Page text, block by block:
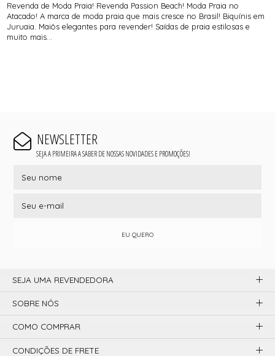
Revenda de Moda Praia! Revenda Passion Beach! Moda Praia no
Atacado! A marca de moda praia que mais cresce no Brasil! Biquínis em
Juruaia. Maiôs elegantes para revender! Saídas de praia estilosas e
muito mais...
NEWSLETTER
SEJA A PRIMEIRA A SABER DE NOSSAS NOVIDADES E PROMOÇÕES!
EU QUERO
SEJA UMA REVENDEDORA
SOBRE NÓS
COMO COMPRAR
CONDIÇÕES DE FRETE